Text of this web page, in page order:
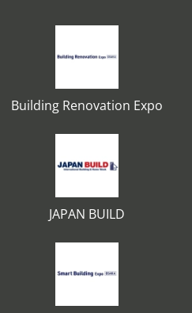
Building Renovation Expo
JAPAN BUILD